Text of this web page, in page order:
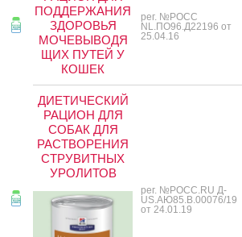
ПОДДЕРЖАНИЯ
ЗДОРОВЬЯ
МОЧЕВЫВОДЯ
ЩИХ ПУТЕЙ У
КОШЕК
рег. №РОСС
NL.ПО96.Д22196 от
25.04.16
ДИЕТИЧЕСКИЙ
РАЦИОН ДЛЯ
СОБАК ДЛЯ
РАСТВОРЕНИЯ
СТРУВИТНЫХ
УРОЛИТОВ
рег. №РОСС.RU Д-
US.АЮ85.В.00076/19
от 24.01.19